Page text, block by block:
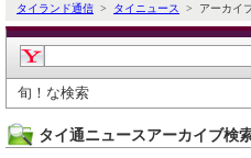
タイランド通信 > タイニュース > アーカイ
旬！な検索
タイ通ニュースアーカイブ検